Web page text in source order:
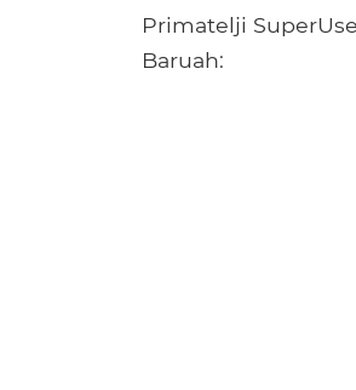
Primatelji
Baruah: